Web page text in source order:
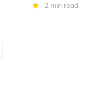
2 min read